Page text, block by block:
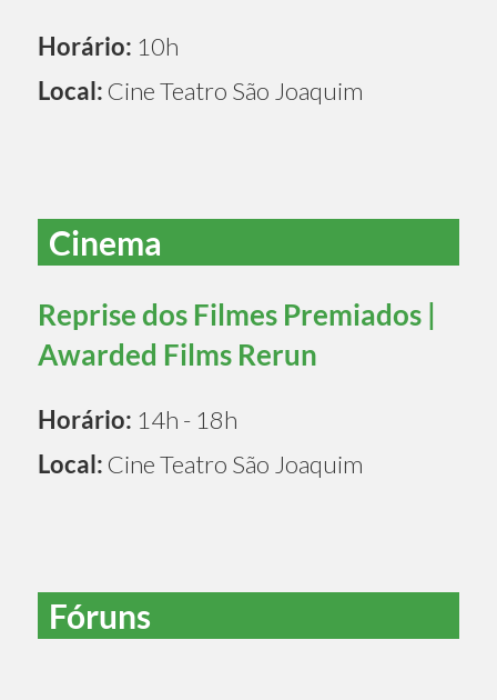
Horário: 10h
Local: Cine Teatro São Joaquim
Cinema
Reprise dos Filmes Premiados |
Awarded Films Rerun
Horário: 14h - 18h
Local: Cine Teatro São Joaquim
Fóruns